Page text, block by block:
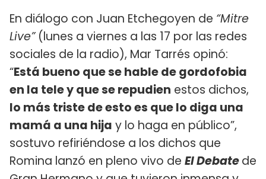
En diálogo con Juan Etchegoyen de “Mitre
Live”(lunes a viernes a las 17 por las redes
sociales de la radio), Mar Tarrés opinó:
“Está bueno que se hable de gordofobia
en la tele y que se repudien estos dichos,
lo más triste de esto es que lo diga una
mamá a una hija y lo haga en público”,
sostuvo refiriéndose a los dichos que
Romina lanzó en pleno vivo de El Debatede